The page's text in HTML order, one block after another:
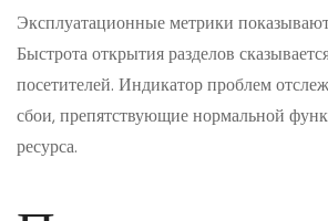
Эксплуатационные метрики показывают
Быстрота открытия разделов
посетителей. Индикатор проблем
сбои, препятствующие нормальной
ресурса.